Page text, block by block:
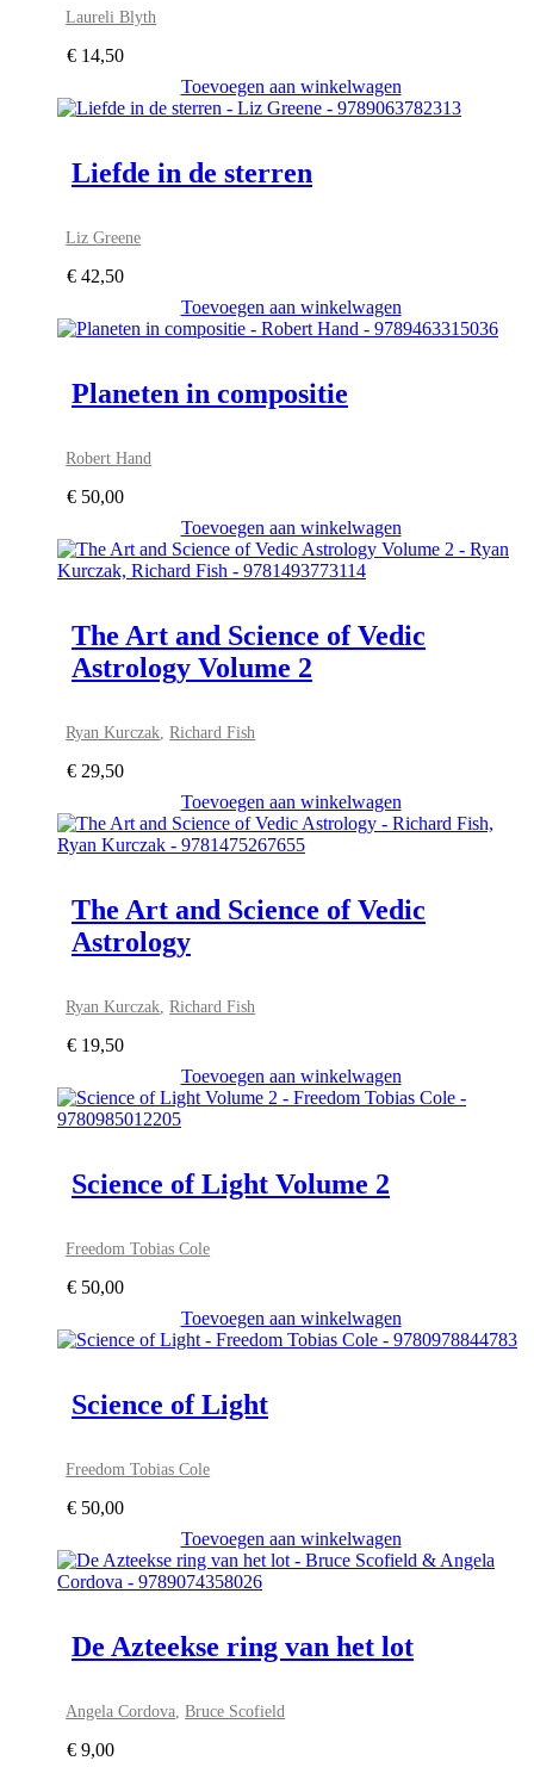
Laureli Blyth
€ 14,50
Toevoegen aan winkelwagen
Liefde in de sterren
Liz Greene
€ 42,50
Toevoegen aan winkelwagen
Planeten in compositie
Robert Hand
€ 50,00
Toevoegen aan winkelwagen
The Art and Science of Vedic
Astrology Volume 2
Ryan Kurczak ,Richard Fish
€ 29,50
Toevoegen aan winkelwagen
The Art and Science of Vedic
Astrology
Ryan Kurczak ,Richard Fish
€ 19,50
Toevoegen aan winkelwagen
Science of Light Volume 2
Freedom Tobias Cole
€ 50,00
Toevoegen aan winkelwagen
Science of Light
Freedom Tobias Cole
€ 50,00
Toevoegen aan winkelwagen
De Azteekse ring van het lot
Angela Cordova ,Bruce Scofield
€ 9,00